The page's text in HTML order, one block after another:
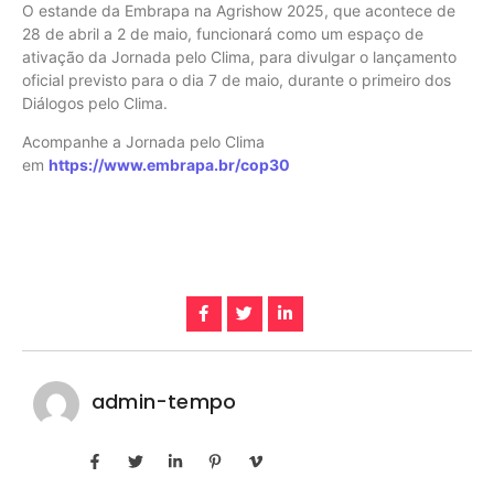
O estande da Embrapa na Agrishow 2025, que acontece de
28 de abril a 2 de maio, funcionará como um espaço de
ativação da Jornada pelo Clima, para divulgar o lançamento
oficial previsto para o dia 7 de maio, durante o primeiro dos
Diálogos pelo Clima.
Acompanhe a Jornada pelo Clima
em https://www.embrapa.br/cop30
admin-tempo